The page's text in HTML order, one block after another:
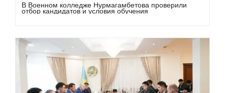
В Военном колледже Нурмагамбетова проверили
отбор кандидатов и условия обучения